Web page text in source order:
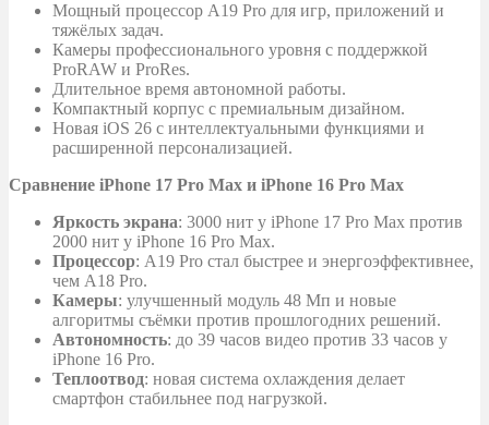
Мощный процессор A19 Pro для игр, приложений и
тяжёлых задач.
Камеры профессионального уровня с поддержкой
ProRAW и ProRes.
Длительное время автономной работы.
Компактный корпус с премиальным дизайном.
Новая iOS 26 с интеллектуальными функциями и
расширенной персонализацией.
Сравнение iPhone 17 Pro Max и iPhone 16 Pro Max
Яркость экрана: 3000 нит у iPhone 17 Pro Max против
2000 нит у iPhone 16 Pro Max.
Процессор: A19 Pro стал быстрее и энергоэффективнее,
чем A18 Pro.
Камеры: улучшенный модуль 48 Мп и новые
алгоритмы съёмки против прошлогодних решений.
Автономность: до 39 часов видео против 33 часов у
iPhone 16 Pro.
Теплоотвод: новая система охлаждения делает
смартфон стабильнее под нагрузкой.